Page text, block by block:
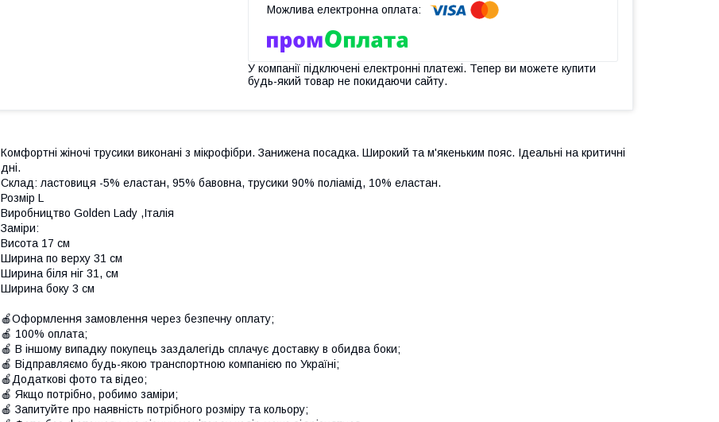
У компанії підключені електронні платежі. Тепер ви можете купити
будь-який товар не покидаючи сайту.
Комфортні жіночі трусики виконані з мікрофібри. Занижена посадка. Широкий та м'якеньким пояс. Ідеальні на критичні
дні.
Склад: ластовиця -5% еластан, 95% бавовна, трусики 90% поліамід, 10% еластан.
Розмір L
Виробництво Golden Lady ,Італія
Заміри:
Висота 17 см
Ширина по верху 31 см
Ширина біля ніг 31, см
Ширина боку 3 см
🍎Оформлення замовлення через безпечну оплату;
🍎 100% оплата;
🍎 В іншому випадку покупець заздалегідь сплачує доставку в обидва боки;
🍎 Відправляємо будь-якою транспортною компанією по Україні;
🍎Додаткові фото та відео;
🍎 Якщо потрібно, робимо заміри;
🍎 Запитуйте про наявність потрібного розміру та кольору;